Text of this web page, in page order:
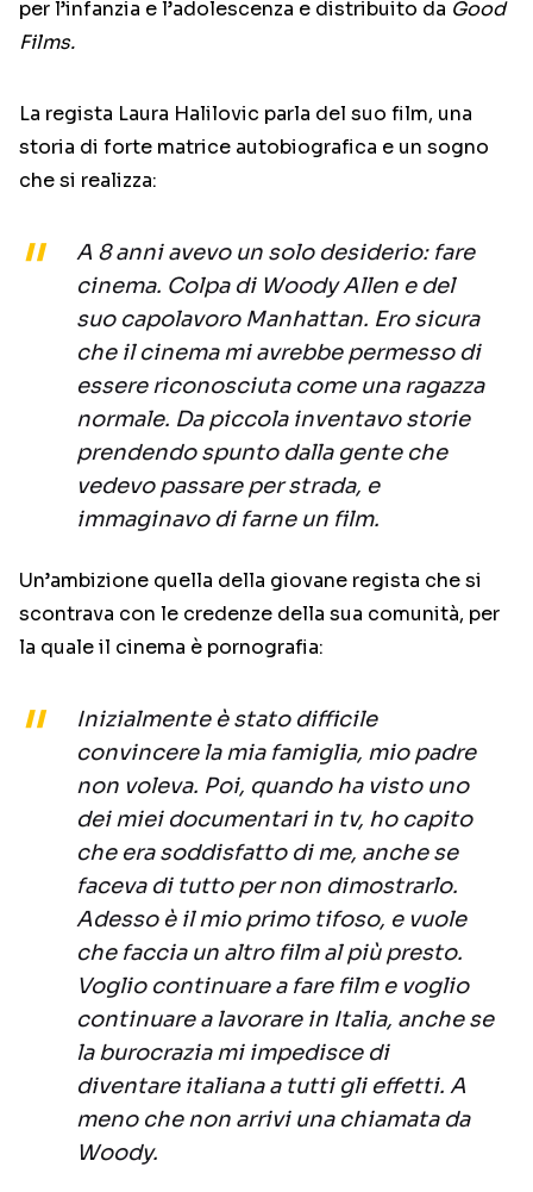
per l’infanzia e l’adolescenza e distribuito da Good
Films.
La regista Laura Halilovic parla del suo film, una
storia di forte matrice autobiografica e un sogno
che si realizza:
A 8 anni avevo un solo desiderio: fare
cinema. Colpa di Woody Allen e del
suo capolavoro Manhattan. Ero sicura
che il cinema mi avrebbe permesso di
essere riconosciuta come una ragazza
normale. Da piccola inventavo storie
prendendo spunto dalla gente che
vedevo passare per strada, e
immaginavo di farne un film.
Un’ambizione quella della giovane regista che si
scontrava con le credenze della sua comunità, per
la quale il cinema è pornografia:
Inizialmente è stato difficile
convincere la mia famiglia, mio padre
non voleva. Poi, quando ha visto uno
dei miei documentari in tv, ho capito
che era soddisfatto di me, anche se
faceva di tutto per non dimostrarlo.
Adesso è il mio primo tifoso, e vuole
che faccia un altro film al più presto.
Voglio continuare a fare film e voglio
continuare a lavorare in Italia, anche se
la burocrazia mi impedisce di
diventare italiana a tutti gli effetti. A
meno che non arrivi una chiamata da
Woody.